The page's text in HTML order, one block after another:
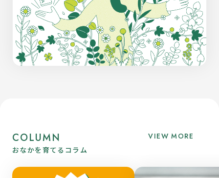
COLUMN
おなかを育てるコラム
VIEW MORE